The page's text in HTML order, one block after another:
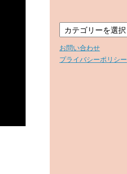
テ
ゴ
リ
お問い合わせ
プライバシーポリシー